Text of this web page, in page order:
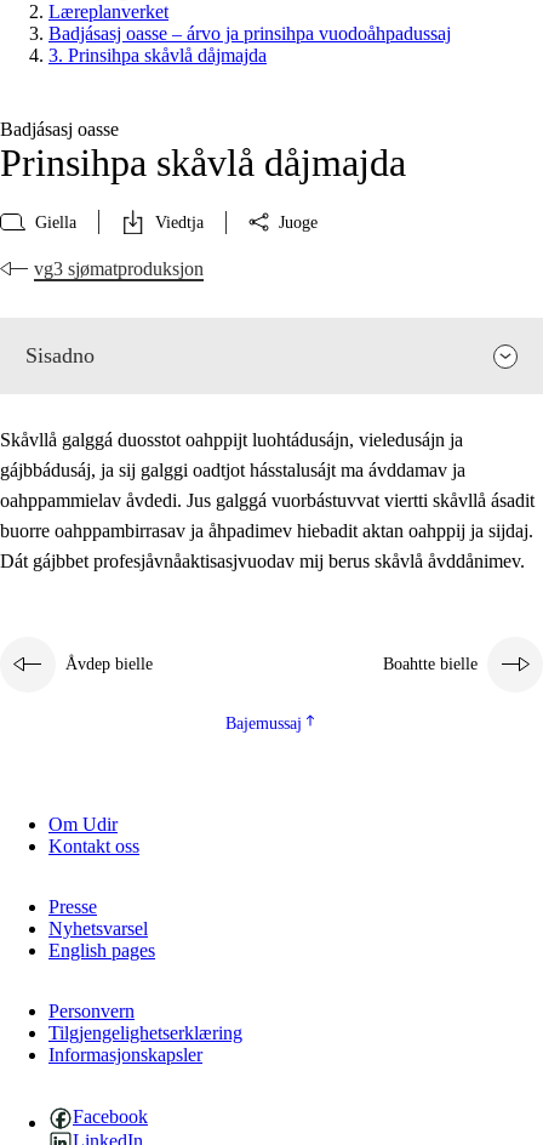
Læreplanverket
Badjásasj oasse – árvo ja prinsihpa vuodoåhpadussaj
3. Prinsihpa skåvlå dåjmajda
Badjásasj oasse
Prinsihpa skåvlå dåjmajda
Giella Viedtja Juoge
vg3 sjømatproduksjon
Sisadno
3. Prinsihpa skåvlå dåjmajda
3.2 Åhpadibme ja hiebadum åhpadus
3.3 Aktisasjbarggo sijda ja skåvlå gaskan
3.4 Åhpadus åhpadusvidnudagán ja barggoiellemin
3.5 Profesjåvnåaktisasjvuohta ja skåvllååvddånibme
Skåvllå galggá duosstot oahppijt luohtádusájn, vieledusájn ja
gájbbádusáj, ja sij galggi oadtjot hásstalusájt ma ávddamav ja
oahppammielav åvdedi. Jus galggá vuorbástuvvat viertti skåvllå ásadit
buorre oahppambirrasav ja åhpadimev hiebadit aktan oahppij ja sijdaj.
Dát gájbbet profesjåvnåaktisasjvuodav mij berus skåvlå åvddånimev.
Åvdep bielle Boahtte bielle
Bajemussaj
Om Udir
Kontakt oss
Presse
Nyhetsvarsel
English pages
Personvern
Tilgjengelighetserklæring
Informasjonskapsler
Facebook